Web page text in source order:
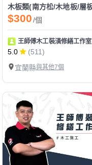
$300/個
王師傅木工裝潢修繕工作室
5.0
(511)
宜蘭縣與其他7個